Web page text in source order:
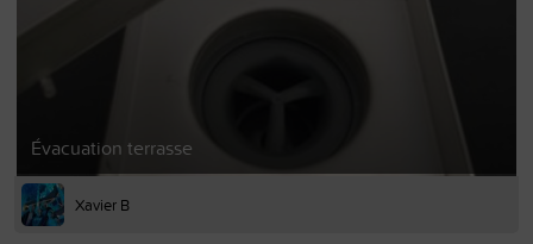
Évacuation terrasse
Xavier B